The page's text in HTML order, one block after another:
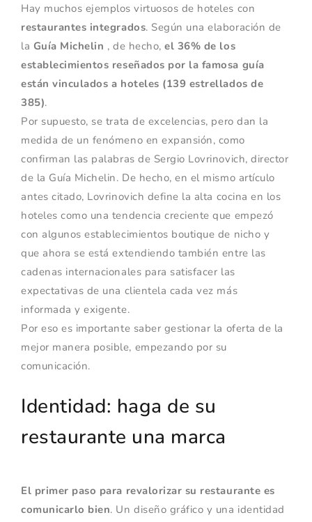
Hay muchos ejemplos virtuosos de hoteles con
restaurantes integrados. Según una elaboración de
la Guía Michelin , de hecho,el 36% de los
establecimientos reseñados por la famosa guía
están vinculados a hoteles (139 estrellados de
385).
Por supuesto, se trata de excelencias, pero dan la
medida de un fenómeno en expansión, como
confirman las palabras de Sergio Lovrinovich, director
de la Guía Michelin. De hecho, en el mismo artículo
antes citado, Lovrinovich define la alta cocina en los
hoteles como una tendencia creciente que empezó
con algunos establecimientos boutique de nicho y
que ahora se está extendiendo también entre las
cadenas internacionales para satisfacer las
expectativas de una clientela cada vez más
informada y exigente.
Por eso es importante saber gestionar la oferta de la
mejor manera posible, empezando por su
comunicación.
Identidad: haga de su
restaurante una marca
El primer paso para revalorizar su restaurante es
comunicarlo bien. Un diseño gráfico y una identidad